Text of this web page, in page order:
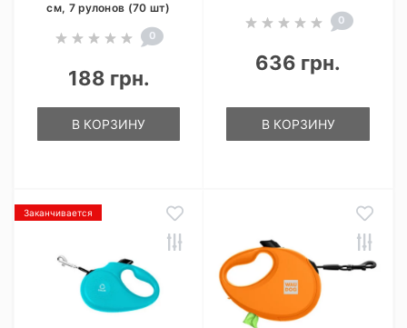
см, 7 рулонов (70 шт)
0
188 грн.
В КОРЗИНУ
0
636 грн.
В КОРЗИНУ
Заканчивается